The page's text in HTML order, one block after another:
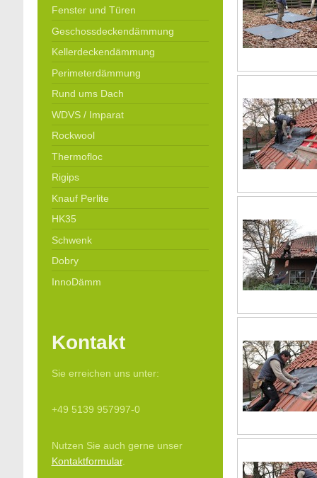
Fenster und Türen
Geschossdeckendämmung
Kellerdeckendämmung
Perimeterdämmung
Rund ums Dach
WDVS / Imparat
Rockwool
Thermofloc
Rigips
Knauf Perlite
HK35
Schwenk
Dobry
InnoDämm
Kontakt
Sie erreichen uns unter:
+49 5139 957997-0
Nutzen Sie auch gerne unser
Kontaktformular.